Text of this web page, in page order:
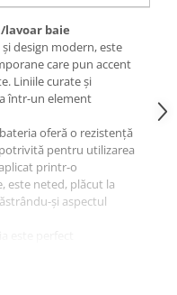
baie
și design modern, este
care pun accent
Liniile curate și
într-un element
oferă o rezistență
pentru utilizarea
printr-o
este neted, plăcut la
și aspectul
asigurând un
Montajul este